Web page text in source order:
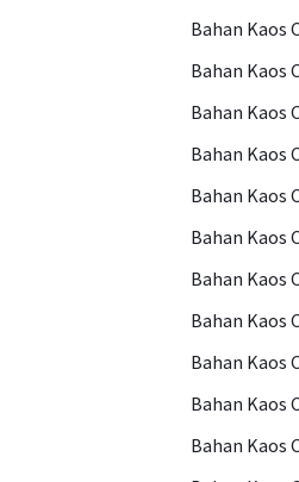
Bahan Kaos
Bahan Kaos
Bahan Kaos
Bahan Kaos
Bahan Kaos
Bahan Kaos
Bahan Kaos
Bahan Kaos
Bahan Kaos
Bahan Kaos
Bahan Kaos